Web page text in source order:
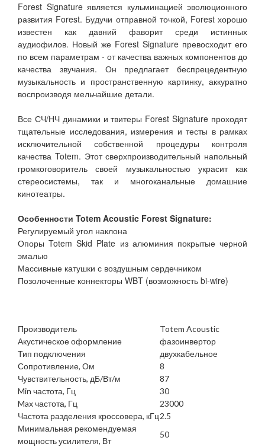
Forest Signature является кульминацией эволюционного
развития Forest. Будучи отправной точкой, Forest хорошо
известен как давний фаворит среди истинных
аудиофилов. Новый же Forest Signature превосходит его
по всем параметрам - от качества важных компонентов до
качества звучания. Он предлагает беспрецедентную
музыкальность и пространственную картинку, аккуратно
воспроизводя мельчайшие детали.
Все СЧ/НЧ динамики и твитеры Forest Signature проходят
тщательные исследования, измерения и тесты в рамках
исключительной собственной процедуры контроля
качества Totem. Этот сверхпроизводительный напольный
громкоговоритель своей музыкальностью украсит как
стереосистемы, так и многоканальные домашние
кинотеатры.
Особенности Totem Acoustic Forest Signature:
Регулируемый угол наклона
Опоры Totem Skid Plate из алюминия покрытые черной
эмалью
Массивные катушки с воздушным сердечником
Позолоченные коннекторы WBT (возможность bi-wire)
Производитель
Totem Acoustic
Акустическое оформление
фазоинвертор
Тип подключения
двухкабельное
Сопротивление, Ом
8
Чувствительность, дБ/Вт/м
87
Min частота, Гц
30
Max частота, Гц
23000
Частота разделения кроссовера, кГц2.5
Минимальная рекомендуемая
мощность усилителя, Вт
50